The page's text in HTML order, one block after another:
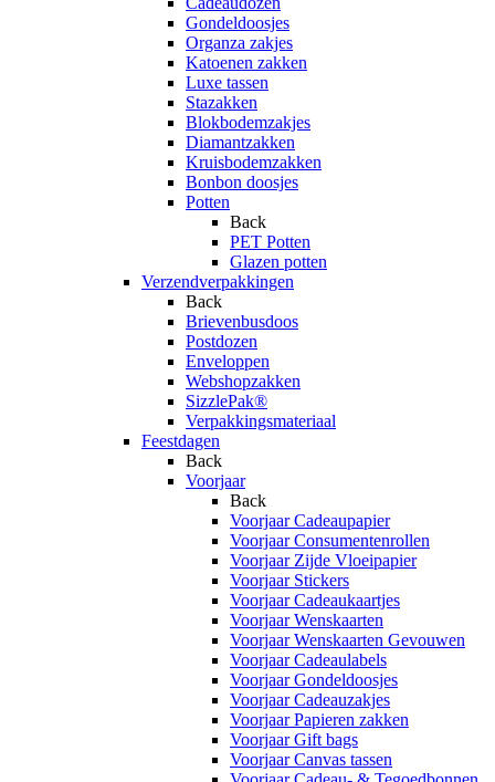
Gondeldoosjes
Organza zakjes
Katoenen zakken
Luxe tassen
Stazakken
Blokbodemzakjes
Diamantzakken
Kruisbodemzakken
Bonbon doosjes
Potten
Back
PET Potten
Glazen potten
Verzendverpakkingen
Back
Brievenbusdoos
Postdozen
Enveloppen
Webshopzakken
SizzlePak®
Verpakkingsmateriaal
Feestdagen
Back
Voorjaar
Back
Voorjaar Cadeaupapier
Voorjaar Consumentenrollen
Voorjaar Zijde Vloeipapier
Voorjaar Stickers
Voorjaar Cadeaukaartjes
Voorjaar Wenskaarten
Voorjaar Wenskaarten Gevouwen
Voorjaar Cadeaulabels
Voorjaar Gondeldoosjes
Voorjaar Cadeauzakjes
Voorjaar Papieren zakken
Voorjaar Gift bags
Voorjaar Canvas tassen